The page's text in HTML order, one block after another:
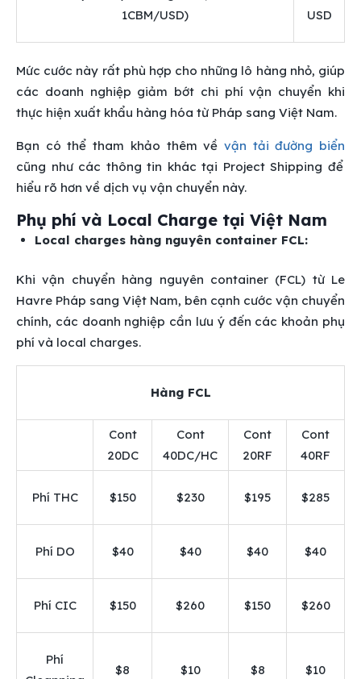
1CBM/USD)
USD
Mức cước này rất phù hợp cho những lô hàng nhỏ, giúp
các doanh nghiệp giảm bớt chi phí vận chuyển khi
thực hiện xuất khẩu hàng hóa từ Pháp sang Việt Nam.
Bạn có thể tham khảo thêm về vận tải đường biển
cũng như các thông tin khác tại Project Shipping để
hiểu rõ hơn về dịch vụ vận chuyển này.
Phụ phí và Local Charge tại Việt Nam
Local charges hàng nguyên container FCL:
Khi vận chuyển hàng nguyên container (FCL) từ Le
Havre Pháp sang Việt Nam, bên cạnh cước vận chuyển
chính, các doanh nghiệp cần lưu ý đến các khoản phụ
phí và local charges.
Hàng FCL
Cont
20DC
Cont
40DC/HC
Cont
20RF
Cont
40RF
Phí THC $150 $230 $195 $285
Phí DO $40 $40 $40 $40
Phí CIC $150 $260 $150 $260
Phí
$8 $10 $8 $10